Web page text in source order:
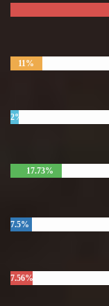
11%
2%
17.73%
7.5%
7.56%